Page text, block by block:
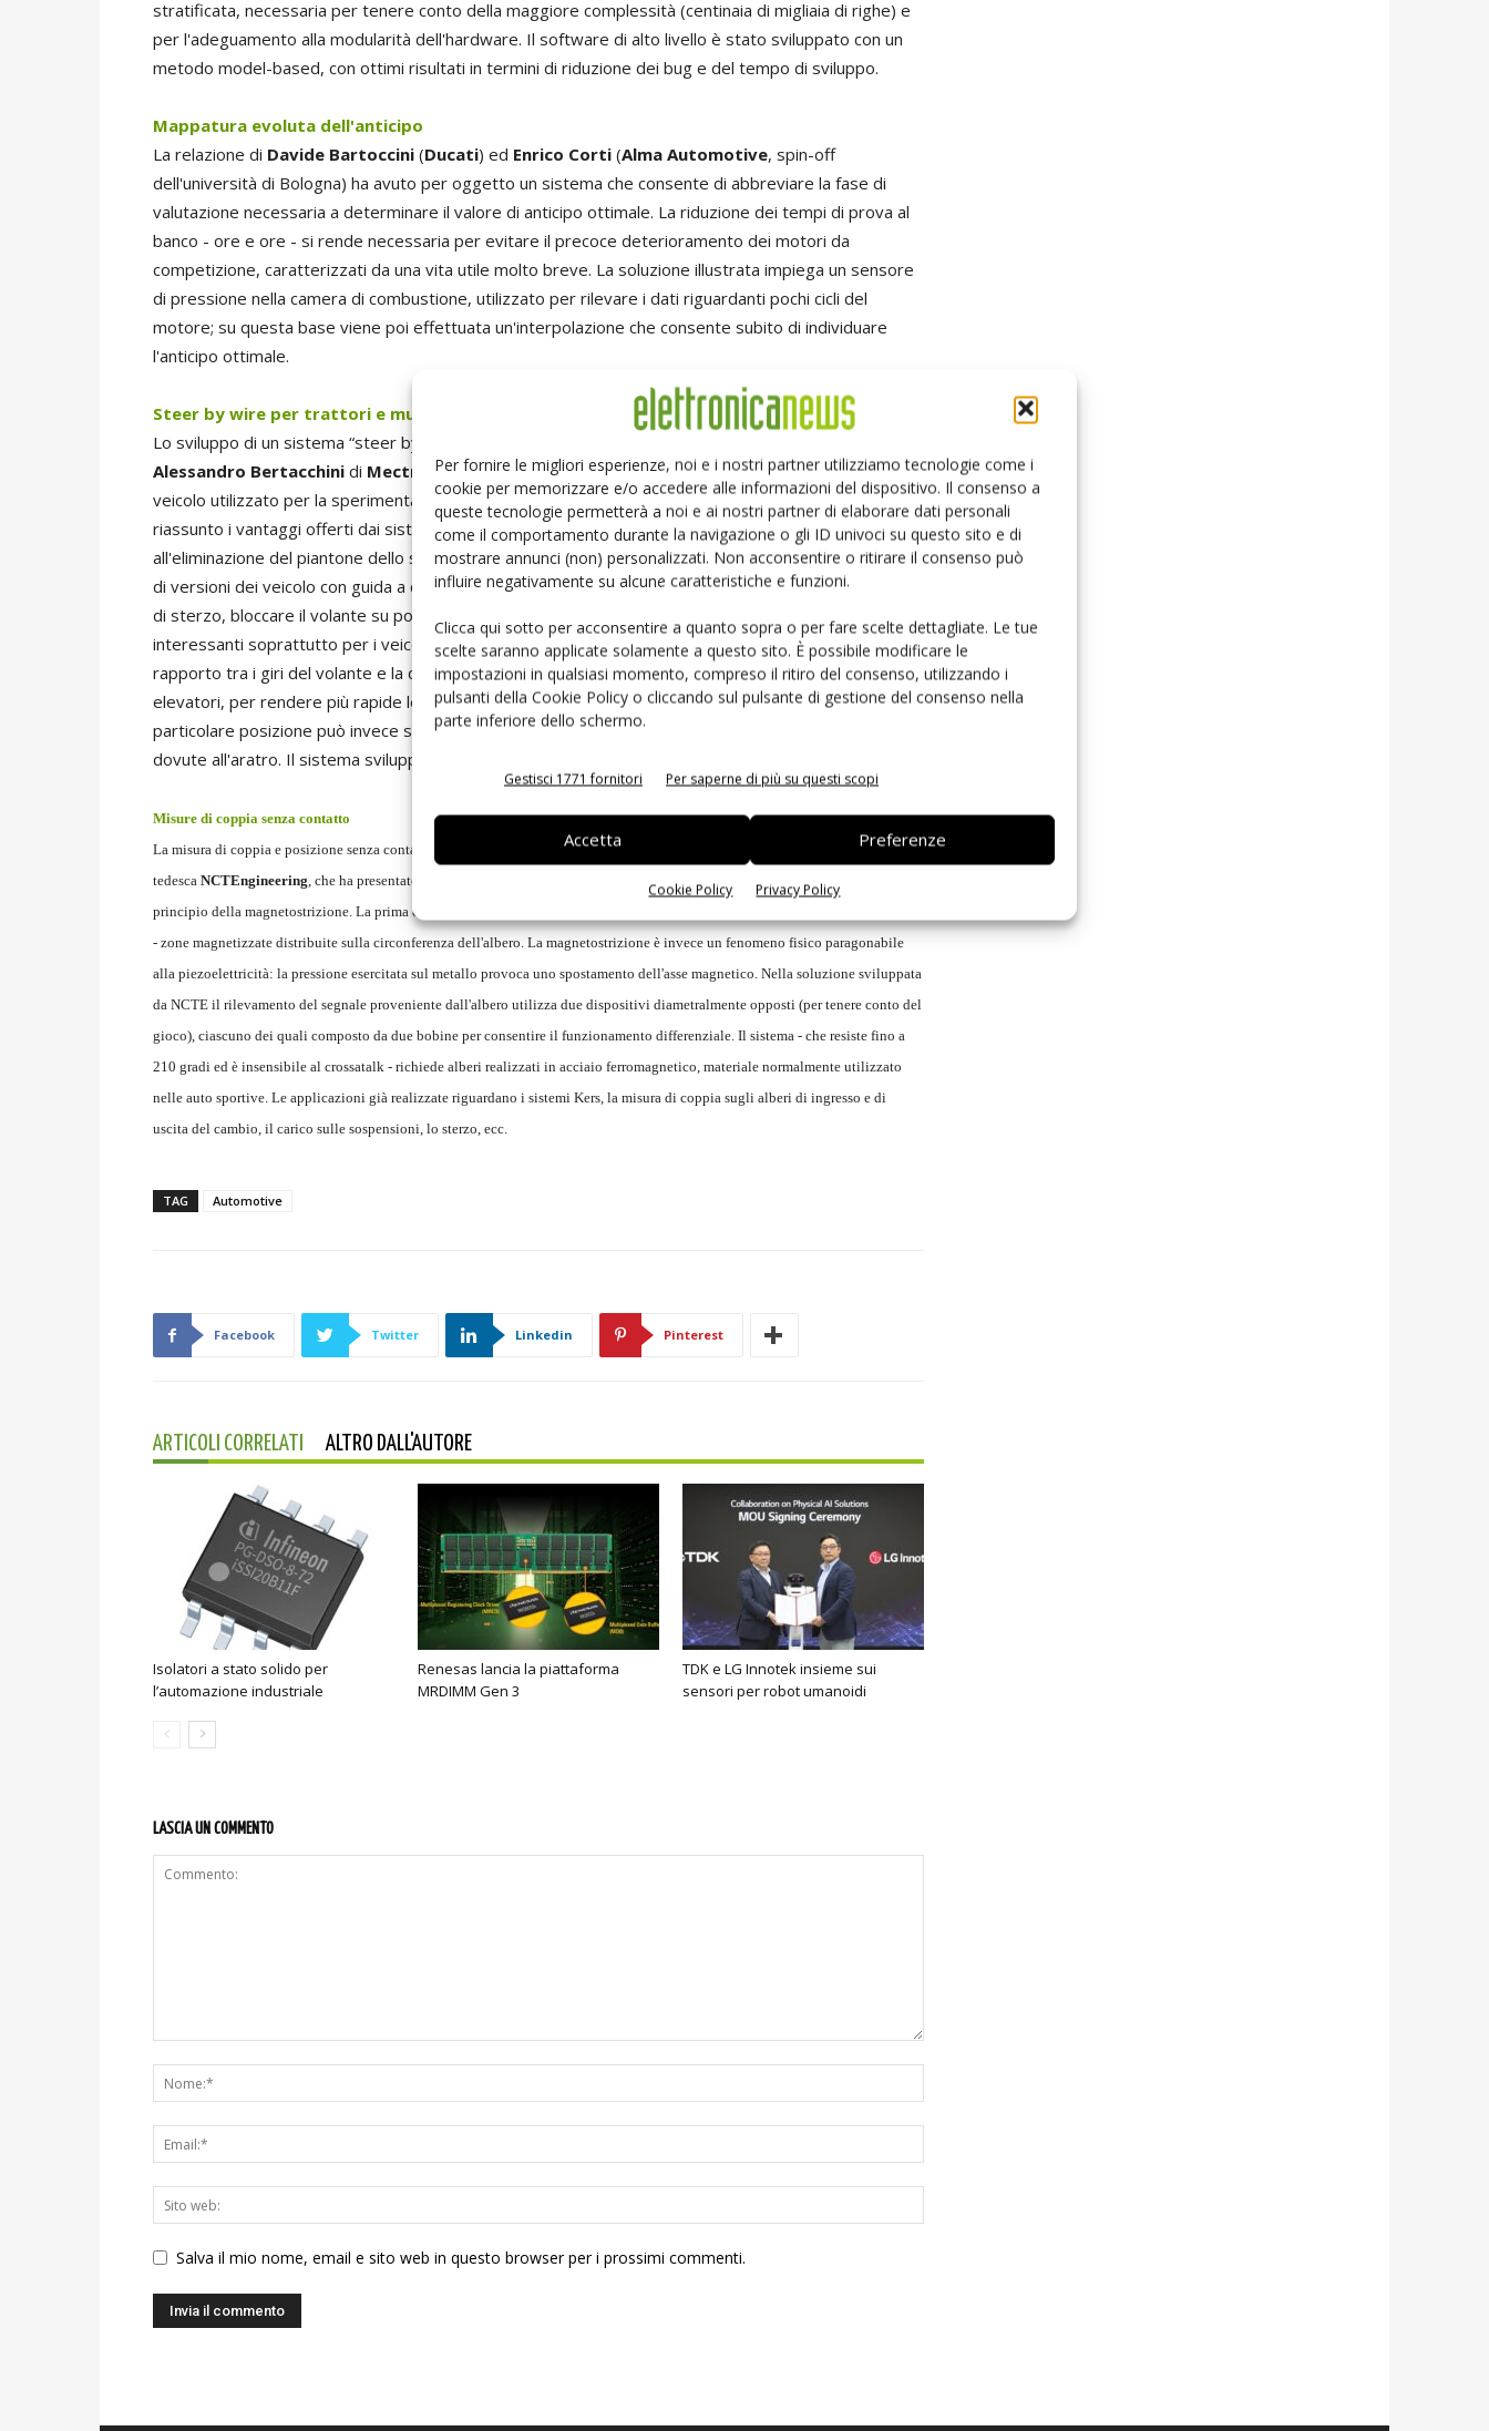
Per fornire le migliori esperienze, noi e i nostri partner utilizziamo tecnologie come i
cookie per memorizzare e/o accedere alle informazioni del dispositivo. Il consenso a
queste tecnologie permetterà a noi e ai nostri partner di elaborare dati personali
come il comportamento durante la navigazione o gli ID univoci su questo sito e di
mostrare annunci (non) personalizzati. Non acconsentire o ritirare il consenso può
influire negativamente su alcune caratteristiche e funzioni.
Clicca qui sotto per acconsentire a quanto sopra o per fare scelte dettagliate. Le tue
scelte saranno applicate solamente a questo sito. È possibile modificare le
impostazioni in qualsiasi momento, compreso il ritiro del consenso, utilizzando i
pulsanti della Cookie Policy o cliccando sul pulsante di gestione del consenso nella
parte inferiore dello schermo.
Gestisci 1771 fornitori Per saperne di più su questi scopi
Accetta Preferenze
Cookie Policy Privacy Policy
stratificata, necessaria per tenere conto della maggiore complessità (centinaia di migliaia di righe) e
per l'adeguamento alla modularità dell'hardware. Il software di alto livello è stato sviluppato con un
metodo model-based, con ottimi risultati in termini di riduzione dei bug e del tempo di sviluppo.
Mappatura evoluta dell'anticipo
La relazione di Davide Bartoccini (Ducati) ed Enrico Corti (Alma Automotive, spin-off
dell'università di Bologna) ha avuto per oggetto un sistema che consente di abbreviare la fase di
valutazione necessaria a determinare il valore di anticipo ottimale. La riduzione dei tempi di prova al
banco - ore e ore - si rende necessaria per evitare il precoce deterioramento dei motori da
competizione, caratterizzati da una vita utile molto breve. La soluzione illustrata impiega un sensore
di pressione nella camera di combustione, utilizzato per rilevare i dati riguardanti pochi cicli del
motore; su questa base viene poi effettuata un'interpolazione che consente subito di individuare
l'anticipo ottimale.
Steer by wire per trattori e muletti
Lo sviluppo di un sistema “steer by wire” sperimentale completamente elettrico è stato descritto da
Alessandro Bertacchini di Mectron, laboratorio regionale meccatronico con sede a Reggio Emilia. Il
veicolo utilizzato per la sperimentazione è un piccolo trattore per giardinaggio. Il relatore ha
riassunto i vantaggi offerti dai sistemi steer by wire: oltre alla maggiore sicurezza (grazie
all'eliminazione del piantone dello sterzo) e alla semplificazione meccanica (utile ad esempio nel caso
di versioni dei veicolo con guida a destra e guida a sinistra), anche la possibilità di variare il rapporto
di sterzo, bloccare il volante su posizioni fisse, realizzare telecomandi. Queste ultime opzioni sono
interessanti soprattutto per i veicoli industriali e agricoli: la variazione del rapporto di sterzo (cioè del
rapporto tra i giri del volante e la deviazione delle ruote) può essere utilizzata ad esempio nei carrelli
elevatori, per rendere più rapide le manovre ripetitive; la possibilità di bloccare lo sterzo su una
particolare posizione può invece servire nella guida di trattori agricoli, per compensare le deviazioni
dovute all'aratro. Il sistema sviluppato da Mectron impiega tre Ecu.
Misure di coppia senza contatto
La misura di coppia e posizione senza contatto sugli alberi meccanici è stata al centro dell'intervento di
della società
tedesca NCTEngineering, che ha presentato una soluzione basata sulla tecnologia Pulse Current Modulated Encoding e sul
principio della magnetostrizione. La prima consiste sostanzialmente nel realizzare un encoder che utilizza - anziché righe ottiche
- zone magnetizzate distribuite sulla circonferenza dell'albero. La magnetostrizione è invece un fenomeno fisico paragonabile
alla piezoelettricità: la pressione esercitata sul metallo provoca uno spostamento dell'asse magnetico. Nella soluzione sviluppata
da NCTE il rilevamento del segnale proveniente dall'albero utilizza due dispositivi diametralmente opposti (per tenere conto del
gioco), ciascuno dei quali composto da due bobine per consentire il funzionamento differenziale. Il sistema - che resiste fino a
210 gradi ed è insensibile al crossatalk - richiede alberi realizzati in acciaio ferromagnetico, materiale normalmente utilizzato
nelle auto sportive. Le applicazioni già realizzate riguardano i sistemi Kers, la misura di coppia sugli alberi di ingresso e di
uscita del cambio, il carico sulle sospensioni, lo sterzo, ecc.
TAG Automotive
Facebook Twitter Linkedin Pinterest
ARTICOLI CORRELATI ALTRO DALL'AUTORE
Isolatori a stato solido per
l’automazione industriale
Renesas lancia la piattaforma
MRDIMM Gen 3
TDK e LG Innotek insieme sui
sensori per robot umanoidi
LASCIA UN COMMENTO
Salva il mio nome, email e sito web in questo browser per i prossimi commenti.